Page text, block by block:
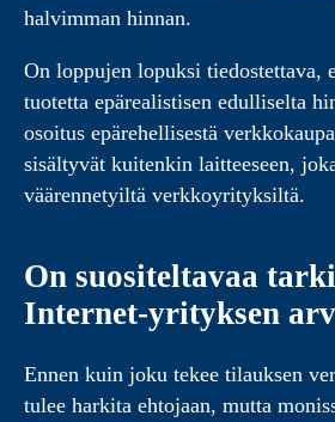
halvimman hinnan.
On loppujen lopuksi tiedostettava,
tuotetta epärealistisen edulliselta
osoitus epärehellisestä
sisältyvät kuitenkin laitteeseen,
väärennetyiltä verkkoyrityksiltä.
On suositeltavaa
Internet-yrityksen
Ennen kuin joku tekee tilauksen
tulee harkita ehtojaan, mutta